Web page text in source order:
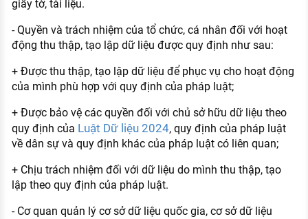
giấy tờ, tài liệu.
- Quyền và trách nhiệm của tổ chức, cá nhân đối với hoạt
động thu thập, tạo lập dữ liệu được quy định như sau:
+ Được thu thập, tạo lập dữ liệu để phục vụ cho hoạt động
của mình phù hợp với quy định của pháp luật;
+ Được bảo vệ các quyền đối với chủ sở hữu dữ liệu theo
quy định của Luật Dữ liệu 2024, quy định của pháp luật
về dân sự và quy định khác của pháp luật có liên quan;
+ Chịu trách nhiệm đối với dữ liệu do mình thu thập, tạo
lập theo quy định của pháp luật.
- Cơ quan quản lý cơ sở dữ liệu quốc gia, cơ sở dữ liệu